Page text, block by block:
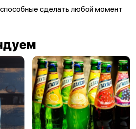
сделать любой момент